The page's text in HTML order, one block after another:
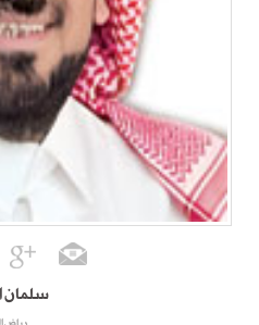
سلمان
رياض